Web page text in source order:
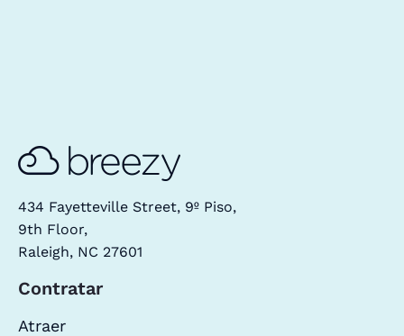
434 Fayetteville Street, 9º Piso,
9th Floor,
Raleigh, NC 27601
Contratar
Atraer